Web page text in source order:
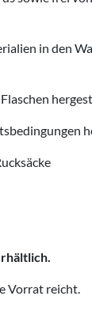
in den
Vorrat reicht.